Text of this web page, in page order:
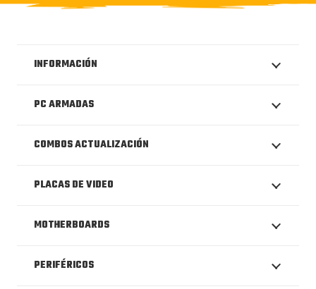
INFORMACIÓN
PC ARMADAS
COMBOS ACTUALIZACIÓN
PLACAS DE VIDEO
MOTHERBOARDS
PERIFÉRICOS